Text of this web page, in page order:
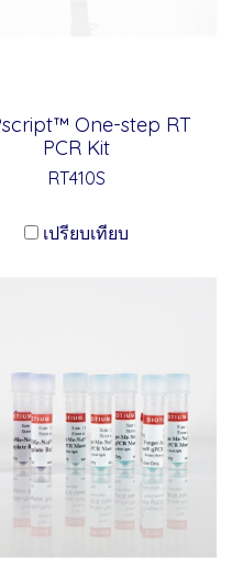
One-step RT
PCR Kit
RT410S
เปรียบเทียบ